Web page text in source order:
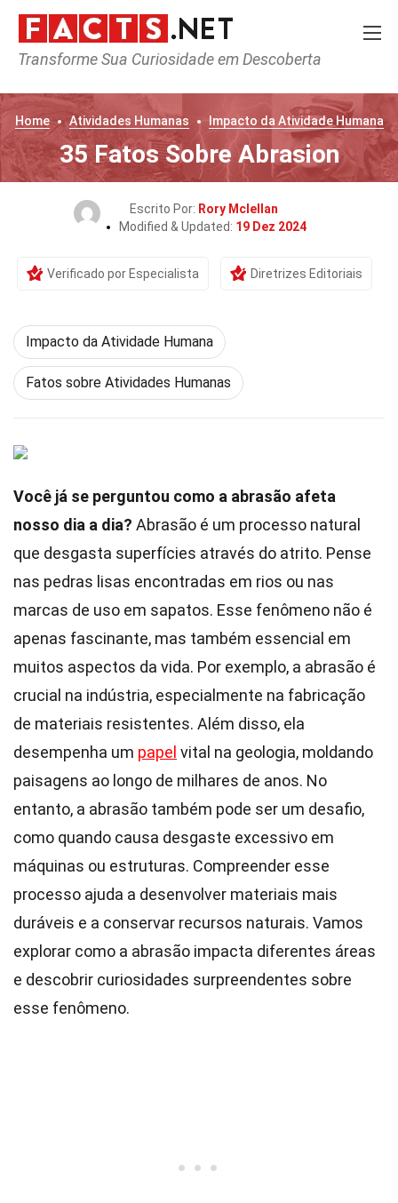
Transforme Sua Curiosidade em Descoberta
Home Atividades Humanas Impacto da Atividade Humana
35 Fatos Sobre Abrasion
Escrito Por: Rory Mclellan
Modified & Updated: 19 Dez 2024
Verificado por Especialista Diretrizes Editoriais
Impacto da Atividade Humana
Fatos sobre Atividades Humanas
Você já se perguntou como a abrasão afeta
nosso dia a dia? Abrasão é um processo natural
que desgasta superfícies através do atrito. Pense
nas pedras lisas encontradas em rios ou nas
marcas de uso em sapatos. Esse fenômeno não é
apenas fascinante, mas também essencial em
muitos aspectos da vida. Por exemplo, a abrasão é
crucial na indústria, especialmente na fabricação
de materiais resistentes. Além disso, ela
desempenha um papel vital na geologia, moldando
paisagens ao longo de milhares de anos. No
entanto, a abrasão também pode ser um desafio,
como quando causa desgaste excessivo em
máquinas ou estruturas. Compreender esse
processo ajuda a desenvolver materiais mais
duráveis e a conservar recursos naturais. Vamos
explorar como a abrasão impacta diferentes áreas
e descobrir curiosidades surpreendentes sobre
esse fenômeno.